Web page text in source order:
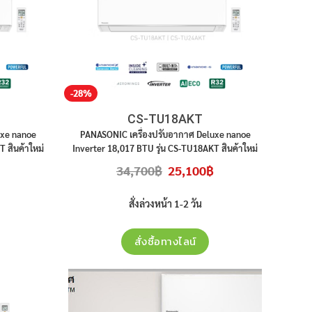
nanoe
สินค้าใหม่
-28%
CS-TU18AKT
PANASONIC เครื่องปรับอากาศDeluxe nanoe
Inverter 18,017 BTUรุ่นCS-TU18AKTสินค้าใหม่
34,700฿ Original
price
34,700฿.
25,100฿Current
price
สั่งล่วงหน้า 1-2 วัน
สั่งซื้อทางไลน์